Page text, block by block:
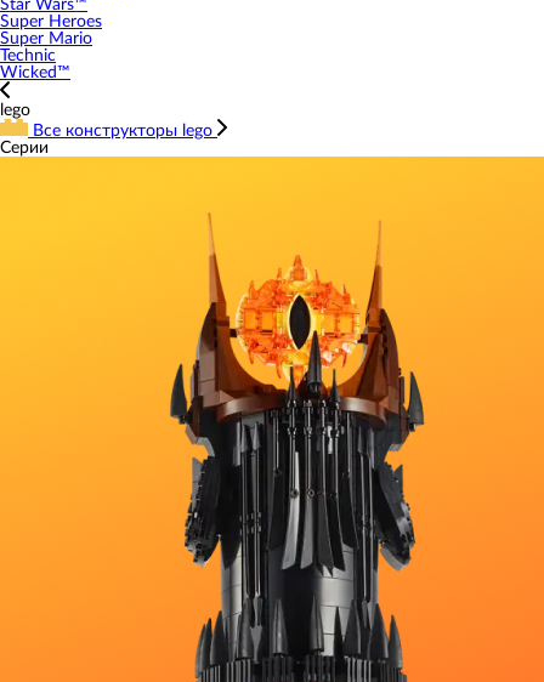
Star Wars™
Super Heroes
Super Mario
Technic
Wicked™
lego
Все конструкторы lego
Серии